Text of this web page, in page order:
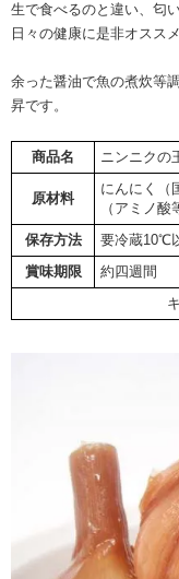
生で食べるのと違い、匂
日々の健康に是非オスス
余った醤油で魚の煮炊等
昇です。
商品名 ニンニクの
原材料
にんにく（
（アミノ
保存方法
要冷蔵10℃
賞味期限
約四週間